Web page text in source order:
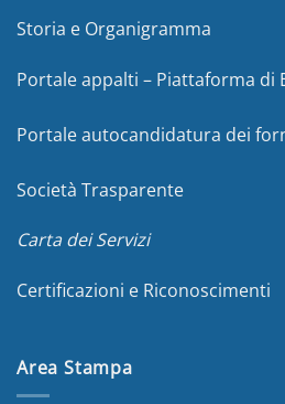
Storia e Organigramma
Portale appalti – Piattaforma di
Portale autocandidatura dei
Società Trasparente
Carta dei Servizi
Certificazioni e Riconoscimenti
Area Stampa